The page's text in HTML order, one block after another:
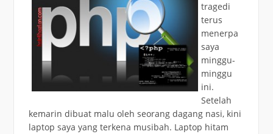
tragedi
terus
menerpa
saya
minggu-
minggu
ini.
Setelah
kemarin dibuat malu oleh seorang dagang nasi, kini
laptop saya yang terkena musibah. Laptop hitam